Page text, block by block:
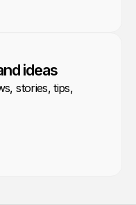
ideas
stories, tips,